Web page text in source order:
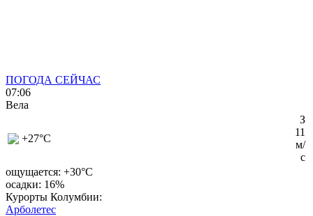
ПОГОДА СЕЙЧАС
07:06
Вела
+27°C
З
11
м/
с
ощущается: +30°C
осадки: 16%
Курорты Колумбии:
Арболетес